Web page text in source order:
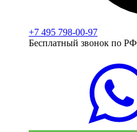
+7 495 798-00-97
Бесплатный звонок по РФ